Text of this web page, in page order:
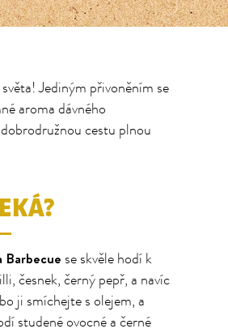
Jediným přivoněním se
aroma dávného
cestu plnou
Barbecue se skvěle hodí k
česnek, černý pepř, a navíc
ji smíchejte s olejem, a
studené ovocné a černé